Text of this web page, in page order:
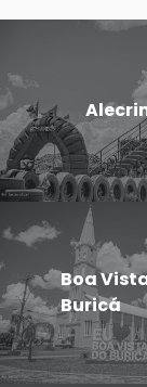
Boa
Buricá